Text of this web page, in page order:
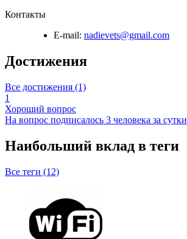
Контакты
E-mail: nadievets@gmail.com
Достижения
Все достижения (1)
1
Хороший вопрос
На вопрос подписалось 3 человека за сутки
Наибольший вклад в теги
Все теги (12)